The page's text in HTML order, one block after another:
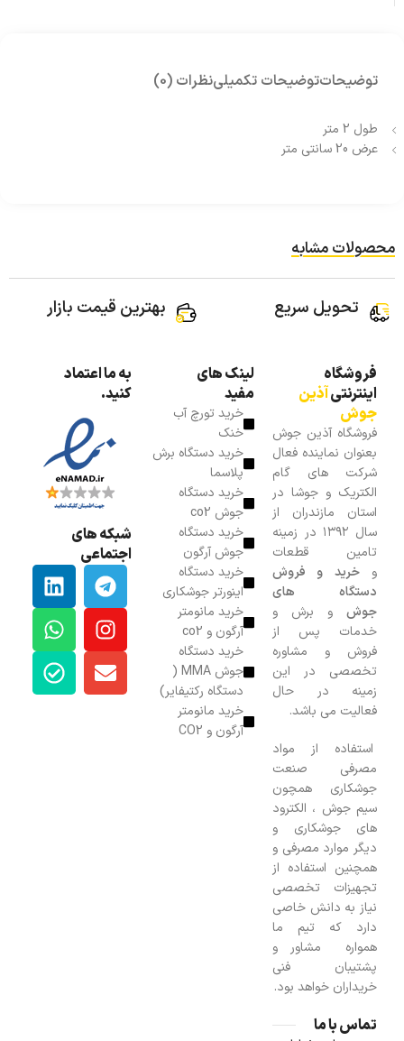
توضیحاتتوضیحات تکمیلینظرات (0)
طول 2 متر
عرض 20 سانتی متر
محصولات مشابه
تحویل سریع بهترین قیمت بازار
فروشگاه
اینترنتیآذین
جوش
فروشگاه آذین جوش
بعنوان نماینده فعال
شرکت های گام
الکتریک و جوشا در
استان مازندران از
سال ۱۳۹۲ در زمینه
تامین قطعات
وخرید و فروش
دستگاه های
جوش و برش و
خدمات پس از
فروش و مشاوره
تخصصی در این
زمینه در حال
فعالیت می باشد.
استفاده از مواد
مصرفی صنعت
جوشکاری همچون
سیم جوش ، الکترود
های جوشکاری و
دیگر موارد مصرفی و
همچنین استفاده از
تجهیزات تخصصی
نیاز به دانش خاصی
دارد که تیم ما
همواره مشاور و
پشتیبان فنی
خریداران خواهد بود.
تماس با ما
لینک های
مفید
خرید تورچ آب
خنک
خرید دستگاه برش
پلاسما
خرید دستگاه
جوش co2
خرید دستگاه
جوش آرگون
خرید دستگاه
اینورتر جوشکاری
خرید مانومتر
آرگون و co2
خرید دستگاه
جوش MMA (
دستگاه رکتیفایر)
خرید مانومتر
آرگون و CO2
به ما اعتماد
کنید.
شبکه های
اجتماعی